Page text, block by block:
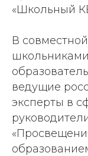
«Школьный
В
ведущие
эксперты в